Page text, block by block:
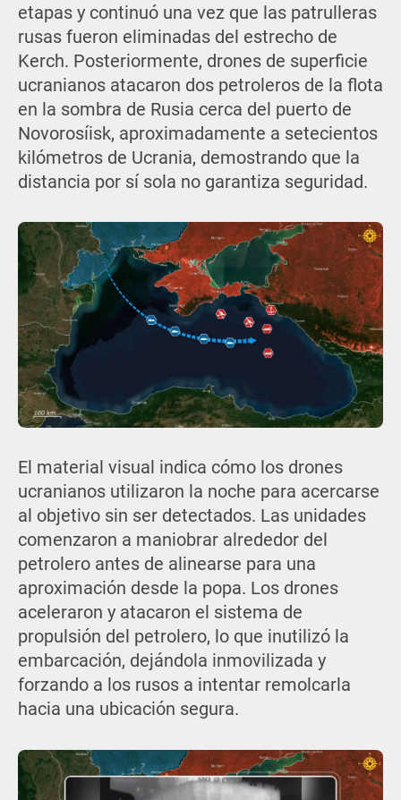
etapas y continuó una vez que las patrulleras
rusas fueron eliminadas del estrecho de
Kerch. Posteriormente, drones de superficie
ucranianos atacaron dos petroleros de la flota
en la sombra de Rusia cerca del puerto de
Novorosíisk, aproximadamente a setecientos
kilómetros de Ucrania, demostrando que la
distancia por sí sola no garantiza seguridad.
El material visual indica cómo los drones
ucranianos utilizaron la noche para acercarse
al objetivo sin ser detectados. Las unidades
comenzaron a maniobrar alrededor del
petrolero antes de alinearse para una
aproximación desde la popa. Los drones
aceleraron y atacaron el sistema de
propulsión del petrolero, lo que inutilizó la
embarcación, dejándola inmovilizada y
forzando a los rusos a intentar remolcarla
hacia una ubicación segura.